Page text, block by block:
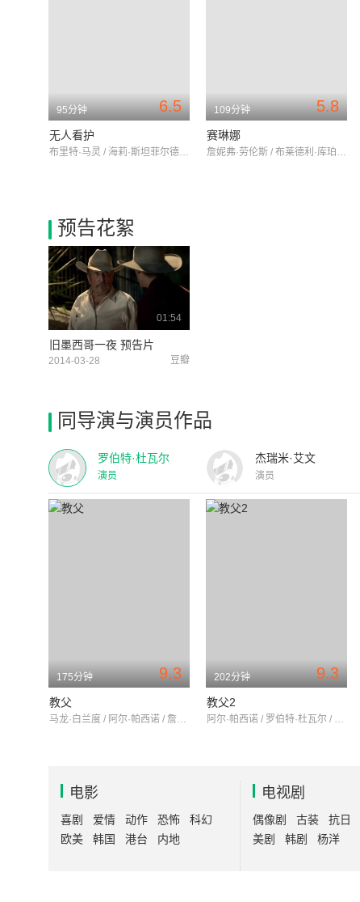
6.5
95分钟
无人看护
布里特·马灵 / 海莉·斯坦菲尔德 / 萨姆·沃辛顿
5.8
109分钟
赛琳娜
詹妮弗·劳伦斯 / 布莱德利·库珀 / 托比·琼斯
预告花絮
01:54
旧墨西哥一夜 预告片
2014-03-28 豆瓣
同导演与演员作品
罗伯特·杜瓦尔
演员
杰瑞米·艾文
演员
9.3
175分钟
教父
马龙·白兰度 / 阿尔·帕西诺 / 詹姆斯·肯恩
9.3
202分钟
教父2
阿尔·帕西诺 / 罗伯特·杜瓦尔 / 黛安·基顿
电影
喜剧 爱情 动作 恐怖
科幻
欧美
韩国 港台 内地
电视剧
偶像剧 古装 抗日
美剧
韩剧 杨洋